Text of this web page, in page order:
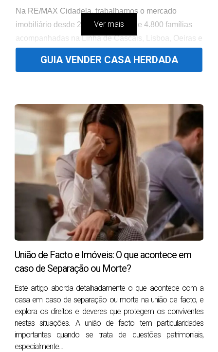
Na RE/MAX Cidadela, trabalhamos o mercado
imobiliário desde 2004, com mais de 4.800 famílias
acompanhadas na Linha de Cascais, Lisboa, Oeiras e
Sintra. Na prática, isto significa que vemos de perto o
que acontece quando uma família planeia bem a
estratégia, sem avaliação correta e sem alinhamento
entre herdeiros.
Resumo rápido
A doação em vida dá mais controlo, mas pode
antecipar custos e exigir mais cuidado jurídico e
familiar.
Na herança, cônjuge, unido de facto,
descendentes e ascendentes estão isentos da
taxa de 10% do Imposto do Selo.
Na doação de imóvel, a verba 1.1 do Imposto do
Selo aplica 0,8% sobre o valor tributável do
imóvel.
Se houver vários herdeiros, a herança indivisa
do imóvel.
Antes de decidir, olhe não só para o imposto
imediato, mas também para a futura venda e
para as mais-valias.
Antes de decidir entre doar ou deixar em herança,
Ver mais
GUIA VENDER CASA HERDADA
União de Facto e Imóveis: O que acontece em
caso de Separação ou Morte?
Este artigo aborda detalhadamente o que acontece com a
casa em caso de separação ou morte na união de facto, e
explora os direitos e deveres que protegem os conviventes
nestas situações. A união de facto tem particularidades
importantes quando se trata de questões patrimoniais,
especialmente...